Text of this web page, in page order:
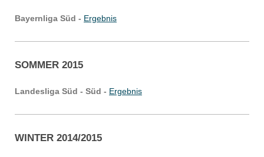
Bayernliga Süd - Ergebnis
SOMMER 2015
Landesliga Süd - Süd - Ergebnis
WINTER 2014/2015